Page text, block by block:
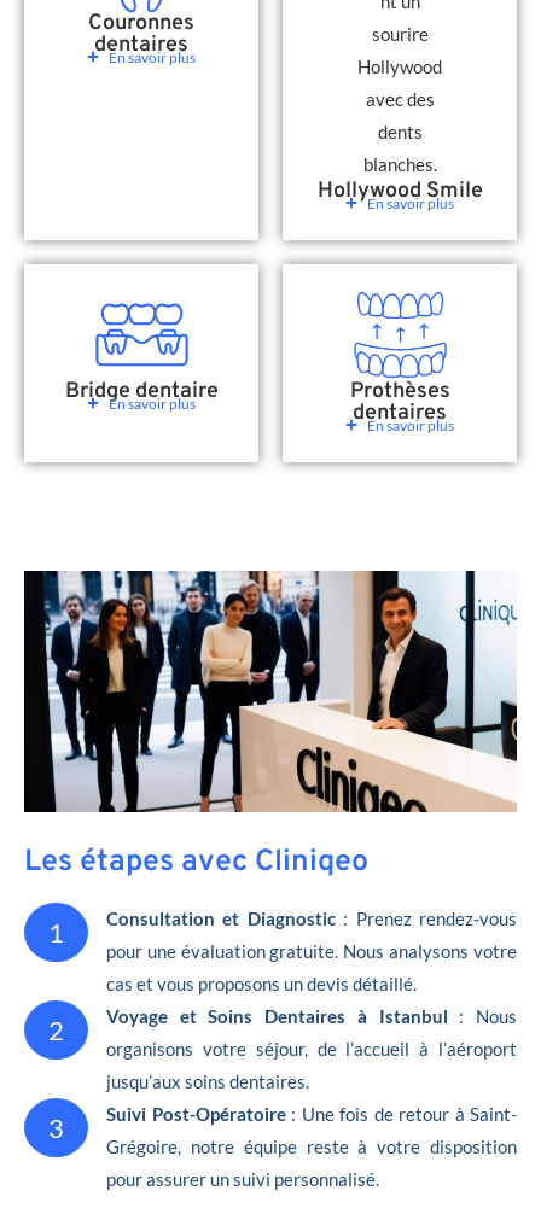
Couronnes
dentaires
En savoir plus
Hollywood Smile
En savoir plus
Bridge dentaire
En savoir plus Prothèses
dentaires
En savoir plus
Les étapes avec Cliniqeo
1 Consultation et Diagnostic: Prenez rendez-vous
pour une évaluation gratuite. Nous analysons votre
cas et vous proposons un devis détaillé.
2 Voyage et Soins Dentaires à Istanbul : Nous
organisons votre séjour, de l’accueil à l’aéroport
jusqu’aux soins dentaires.
3 Suivi Post-Opératoire : Une fois de retour à Saint-
Grégoire, notre équipe reste à votre disposition
pour assurer un suivi personnalisé.